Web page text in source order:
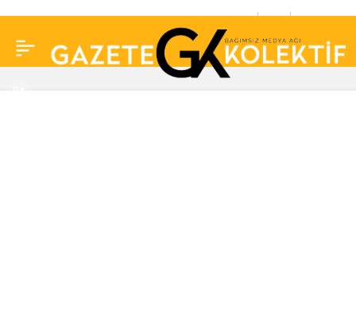
koronavirüs tablosu